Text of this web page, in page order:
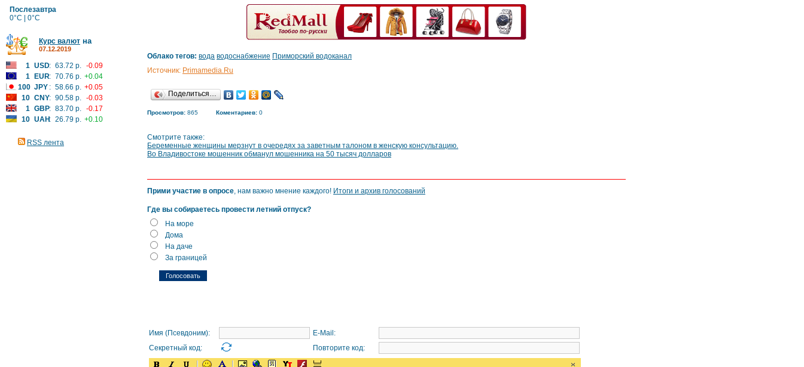
Послезавтра
0°C | 0°C
Курс валют на
07.12.2019
1 USD: 63.72 р. -0.09
1
EUR: 70.76 р. +0.04
100 JPY : 58.66 р. +0.05
10 CNY: 90.58 р. -0.03
1 GBP: 83.70 р. -0.17
10 UAH: 26.79 р. +0.10
RSS лента
Облако тегов: вода водоснабжение Приморский водоканал
Источник: Primamedia.Ru
Поделиться…
Просмотров: 865 Коментариев: 0
Смотрите также:
Беременные женщины мерзнут в очередях за заветным талоном в женскую консультацию.
Во Владивостоке мошенник обманул мошенника на 50 тысяч долларов
Прими участие в опросе, нам важно мнение каждого! Итоги и архив голосований
Где вы собираетесь провести летний отпуск?
На море
Дома
На даче
За границей
Имя (Псевдоним):
E-Mail:
Секретный код:
Повторите код: